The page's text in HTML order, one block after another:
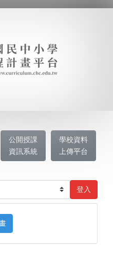
公開授課
資訊系統
學校資料
上傳平台
登入